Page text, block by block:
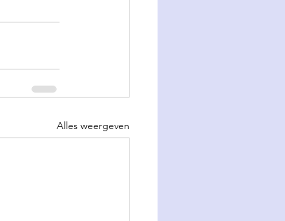
Alles weergeven